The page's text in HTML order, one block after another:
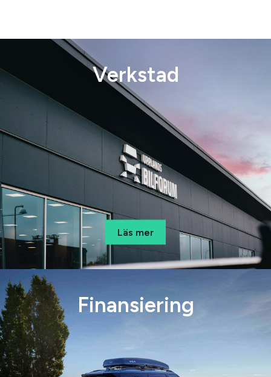
Verkstad
Läs mer
Finansiering